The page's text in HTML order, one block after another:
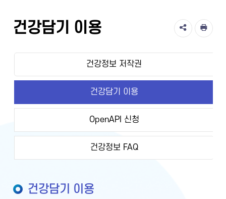
건강담기 이용
건강정보 저작권
건강담기 이용
OpenAPI 신청
건강정보 FAQ
건강담기 이용